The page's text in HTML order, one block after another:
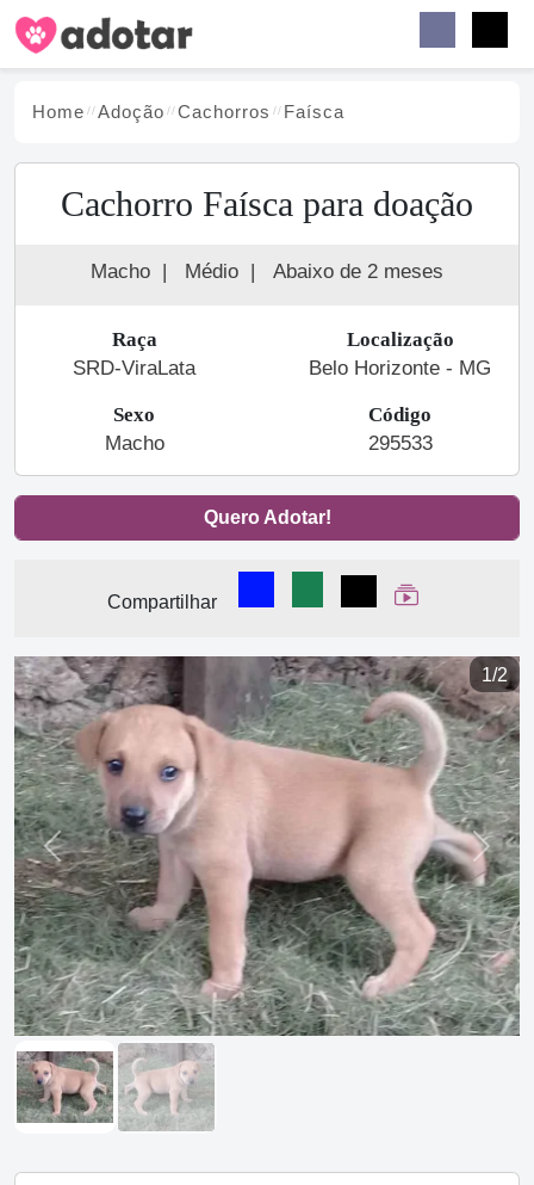
Home Adoção Cachorros Faísca
Cachorro Faísca para doação
Macho | Médio | Abaixo de 2 meses
Raça
SRD-ViraLata
Localização
Belo Horizonte - MG
Sexo
Macho
Código
295533
Quero Adotar!
Compartilhar
Compartilhar no Facebook
Compartilhar no
Compartilhar
Ver Web Story
1/2
Previous Next